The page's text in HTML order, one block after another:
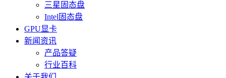
三星固态盘
Intel固态盘
GPU显卡
新闻资讯
产品答疑
行业百科